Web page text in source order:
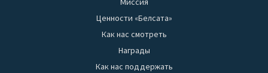
Ценности «Белсата»
Как нас смотреть
Награды
Как нас поддержать